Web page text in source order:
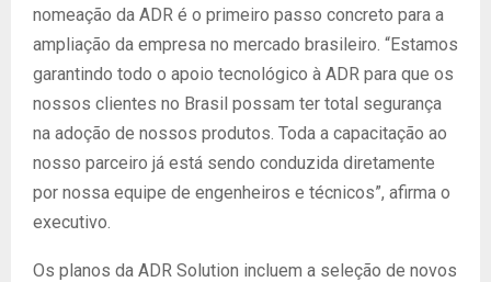
nomeação da ADR é o primeiro passo concreto para a
ampliação da empresa no mercado brasileiro. “Estamos
garantindo todo o apoio tecnológico à ADR para que os
nossos clientes no Brasil possam ter total segurança
na adoção de nossos produtos. Toda a capacitação ao
nosso parceiro já está sendo conduzida diretamente
por nossa equipe de engenheiros e técnicos”, afirma o
executivo.
Os planos da ADR Solution incluem a seleção de novos